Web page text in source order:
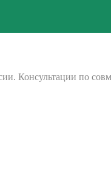
Консультации по